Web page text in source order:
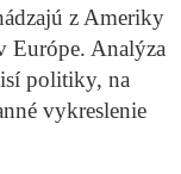
z Ameriky
Európe. Analýza
politiky, na
vykreslenie